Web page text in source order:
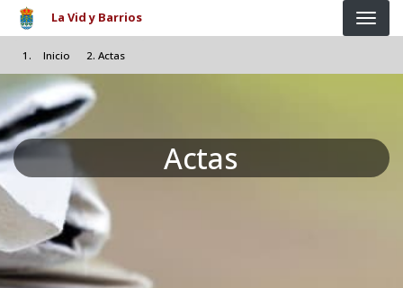
Pasar al contenido principal
La Vid y Barrios
Inicio Actas
Actas